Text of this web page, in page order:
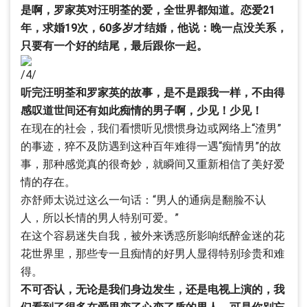
是啊，罗家英对汪明荃的爱，全世界都知道。恋爱21
年，求婚19次，60多岁才结婚，他说：晚一点没关系，
只要有一个好的结尾，最后跟你一起。
/4/
听完汪明荃和罗家英的故事，是不是跟我一样，不由得
感叹道世间还有如此痴情的男子啊，少见！少见！
在现在的社会，我们看惯听见惯惯身边或网络上“渣男”
的事迹，猝不及防遇到这种百年难得一遇“痴情男”的故
事，那种感觉真的很奇妙，就瞬间又重新相信了美好爱
情的存在。
亦舒师太说过这么一句话：“男人的通病是翻脸不认
人，所以长情的男人特别可爱。”
在这个容易迷失自我，被外来诱惑所影响纸醉金迷的花
花世界里，那些专一且痴情的好男人显得特别珍贵和难
得。
不可否认，无论是我们身边发生，还是电视上演的，我